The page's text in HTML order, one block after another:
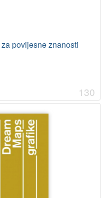
povijesne znanosti
130